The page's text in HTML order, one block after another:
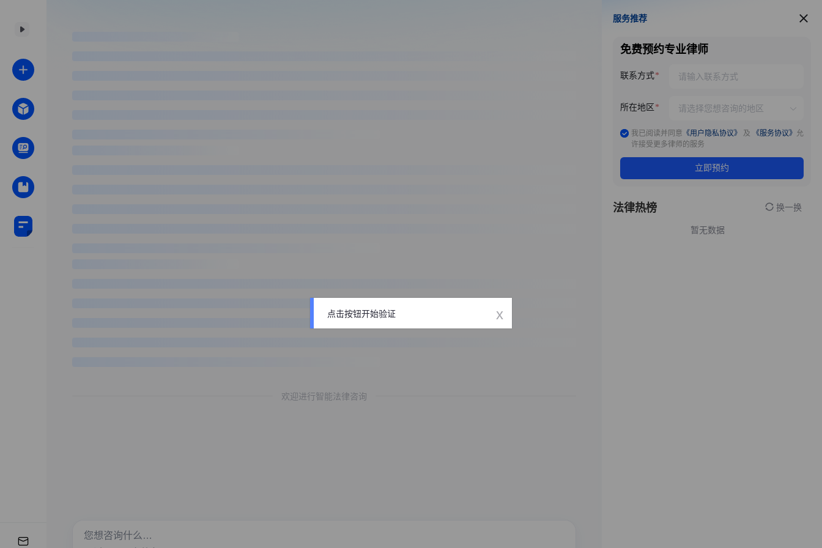
欢迎进行智能法律咨询
服务推荐
服务推荐
免费预约专业律师
联系方式
所在地区
我已阅读并同意 《用户隐私协议》 及 《服务协议》 允
许接受更多律师的服务
立即预约
法律热榜 换一换
暂无数据
点击按钮开始验证 x